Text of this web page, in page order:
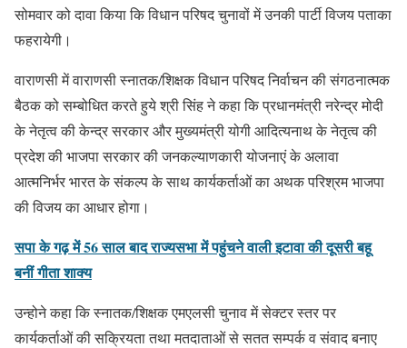
सोमवार को दावा किया कि विधान परिषद चुनावों में उनकी पार्टी विजय पताका
फहरायेगी।
वाराणसी में वाराणसी स्नातक/शिक्षक विधान परिषद निर्वाचन की संगठनात्मक
बैठक को सम्बोधित करते हुये श्री सिंह ने कहा कि प्रधानमंत्री नरेन्द्र मोदी
के नेतृत्व की केन्द्र सरकार और मुख्यमंत्री योगी आदित्यनाथ के नेतृत्व की
प्रदेश की भाजपा सरकार की जनकल्याणकारी योजनाएं के अलावा
आत्मनिर्भर भारत के संकल्प के साथ कार्यकर्ताओं का अथक परिश्रम भाजपा
की विजय का आधार होगा।
सपा के गढ़ में 56 साल बाद राज्यसभा में पहुंचने वाली इटावा की दूसरी बहू
बनीं गीता शाक्य
उन्होने कहा कि स्नातक/शिक्षक एमएलसी चुनाव में सेक्टर स्तर पर
कार्यकर्ताओं की सक्रियता तथा मतदाताओं से सतत सम्पर्क व संवाद बनाए